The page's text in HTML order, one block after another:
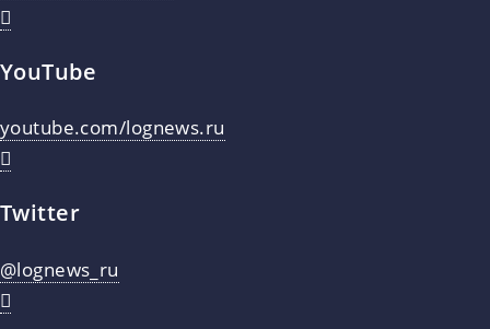
YouTube
youtube.com/lognews.ru
Twitter
@lognews_ru